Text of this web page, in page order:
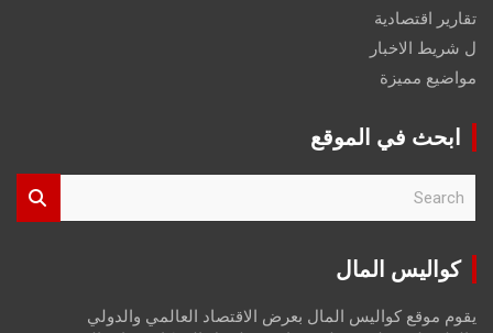
تقارير اقتصادية
ل شريط الاخبار
مواضيع مميزة
ابحث في الموقع
r
كواليس المال
يقوم موقع كواليس المال بعرض الاقتصاد العالمي والدولي